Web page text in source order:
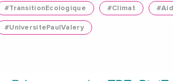
#TransitionEcologique #Climat
#UniversitePaulValery